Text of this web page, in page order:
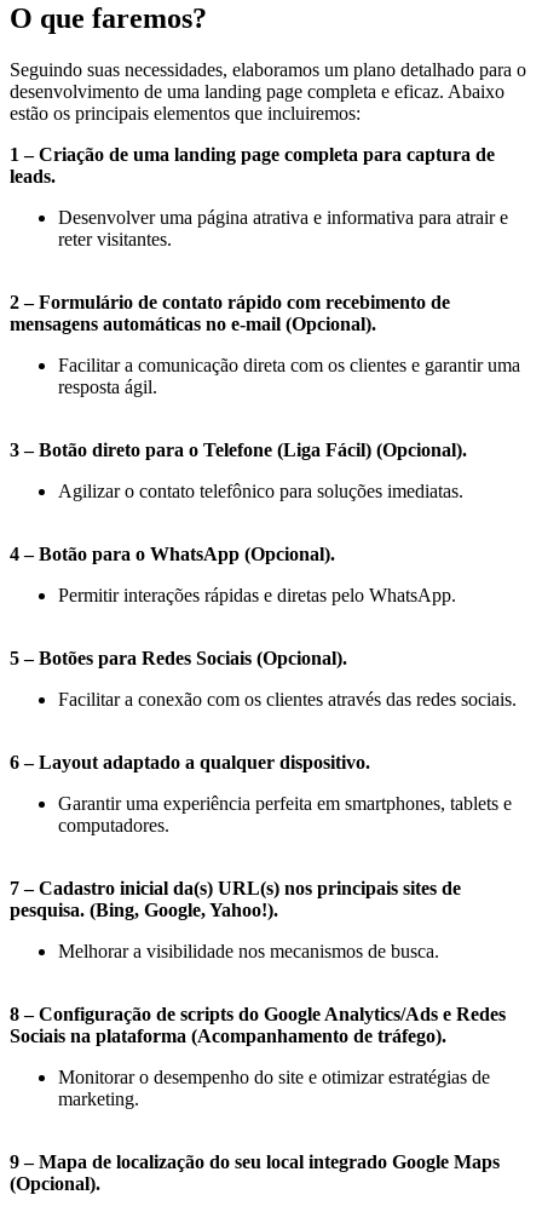
O que faremos?
Seguindo suas necessidades, elaboramos um plano detalhado para o
desenvolvimento de uma landing page completa e eficaz. Abaixo
estão os principais elementos que incluiremos:
1 – Criação de uma landing page completa para captura de
leads.
Desenvolver uma página atrativa e informativa para atrair e
reter visitantes.
2 – Formulário de contato rápido com recebimento de
mensagens automáticas no e-mail (Opcional).
Facilitar a comunicação direta com os clientes e garantir uma
resposta ágil.
3 – Botão direto para o Telefone (Liga Fácil) (Opcional).
Agilizar o contato telefônico para soluções imediatas.
4 – Botão para o WhatsApp (Opcional).
Permitir interações rápidas e diretas pelo WhatsApp.
5 – Botões para Redes Sociais (Opcional).
Facilitar a conexão com os clientes através das redes sociais.
6 – Layout adaptado a qualquer dispositivo.
Garantir uma experiência perfeita em smartphones, tablets e
computadores.
7 – Cadastro inicial da(s) URL(s) nos principais sites de
pesquisa. (Bing, Google, Yahoo!).
Melhorar a visibilidade nos mecanismos de busca.
8 – Configuração de scripts do Google Analytics/Ads e Redes
Sociais na plataforma (Acompanhamento de tráfego).
Monitorar o desempenho do site e otimizar estratégias de
marketing.
9 – Mapa de localização do seu local integrado Google Maps
(Opcional).